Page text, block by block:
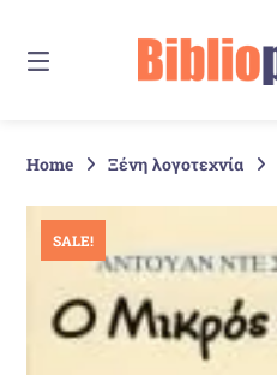
Inhalt
Home Ξένη λογοτεχνία
SALE!